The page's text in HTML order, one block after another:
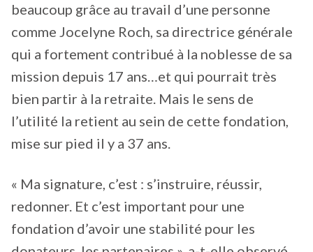
beaucoup grâce au travail d’une personne
comme Jocelyne Roch, sa directrice générale
qui a fortement contribué à la noblesse de sa
mission depuis 17 ans…et qui pourrait très
bien partir à la retraite. Mais le sens de
l’utilité la retient au sein de cette fondation,
mise sur pied il y a 37 ans.
« Ma signature, c’est : s’instruire, réussir,
redonner. Et c’est important pour une
fondation d’avoir une stabilité pour les